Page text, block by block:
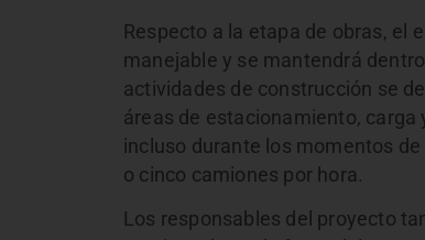
Respecto a la etapa de obras, el
manejable y se mantendrá
actividades de construcción se
áreas de estacionamiento,
incluso durante los momentos
o cinco camiones por hora.
Los responsables del proyecto